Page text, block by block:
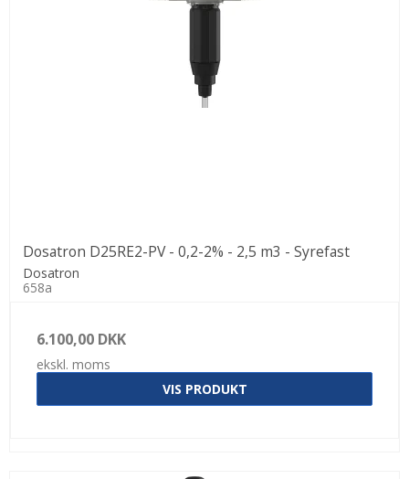
Dosatron D25RE2-PV - 0,2-2% - 2,5 m3 - Syrefast
Dosatron
658a
6.100,00 DKK
ekskl. moms
VIS PRODUKT